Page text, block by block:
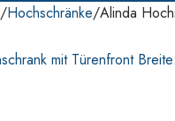
Hochschränke Alinda